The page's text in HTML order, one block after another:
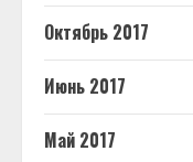
Октябрь 2017
Июнь 2017
Май 2017